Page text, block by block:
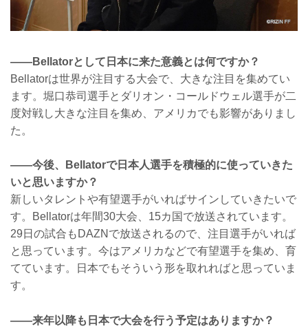
——Bellatorとして日本に来た意義とは何ですか？
Bellatorは世界が注目する大会で、大きな注目を集めてい
ます。堀口恭司選手とダリオン・コールドウェル選手が二
度対戦し大きな注目を集め、アメリカでも影響がありまし
た。
——今後、Bellatorで日本人選手を積極的に使っていきた
いと思いますか？
新しいタレントや有望選手がいればサインしていきたいで
す。Bellatorは年間30大会、15カ国で放送されています。
29日の試合もDAZNで放送されるので、注目選手がいれば
と思っています。今はアメリカなどで有望選手を集め、育
てています。日本でもそういう形を取れればと思っていま
す。
——来年以降も日本で大会を行う予定はありますか？